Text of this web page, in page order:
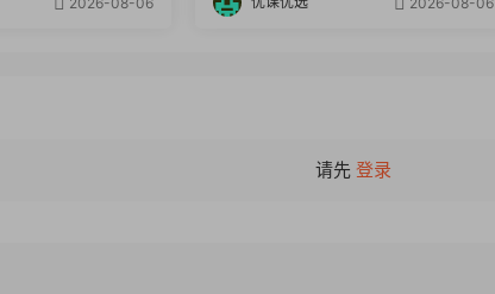
请先 登录